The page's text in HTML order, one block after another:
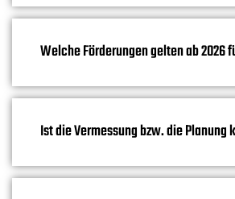
Welche Förderungen gelten ab 2026
Ist die Vermessung bzw. die Planung